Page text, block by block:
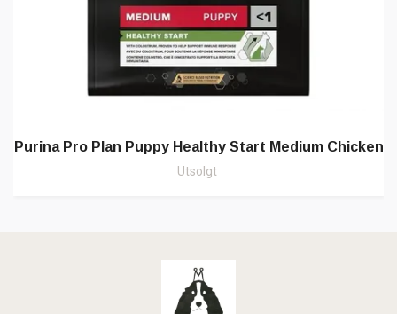
Purina Pro Plan Puppy Healthy Start Medium Chicken
Utsolgt